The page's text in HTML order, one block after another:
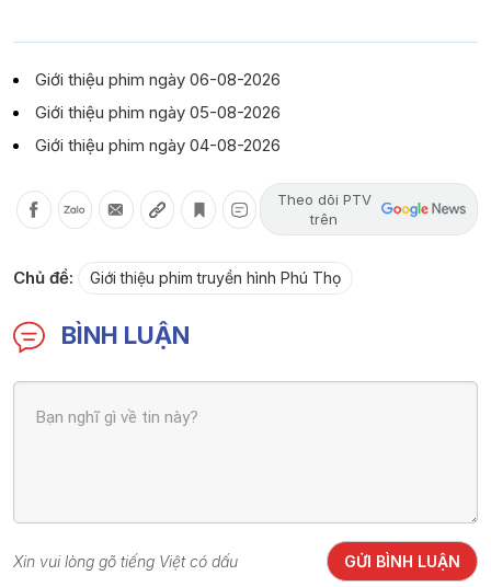
Giới thiệu phim ngày 06-08-2026
Giới thiệu phim ngày 05-08-2026
Giới thiệu phim ngày 04-08-2026
Theo dõi PTV
trên
Chủ đề: Giới thiệu phim truyền hình Phú Thọ
BÌNH LUẬN
Xin vui lòng gõ tiếng Việt có dấu GỬI BÌNH LUẬN